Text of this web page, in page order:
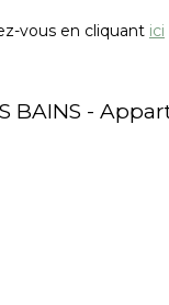
vous en cliquant ici
BAINS -